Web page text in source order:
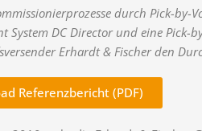
durch Pick-by-
System DC Director und eine
Erhardt & Fischer den
Referenzbericht (PDF)